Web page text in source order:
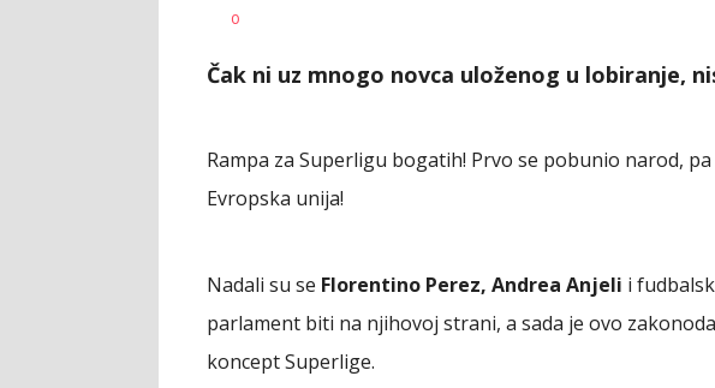
AUTOR
0
Čak ni uz mnogo novca uloženog u lobiranje,
Rampa za Superligu bogatih! Prvo se pobunio narod, pa
Evropska unija!
Nadali su se Florentino Perez, Andrea Anjeli i
parlament biti na njihovoj strani, a sada je ovo
koncept Superlige.